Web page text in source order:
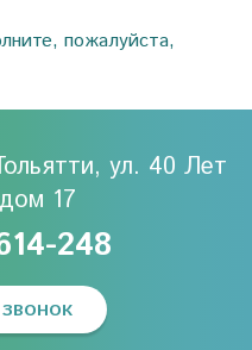
пожалуйста,
ул. 40 Лет
17
248